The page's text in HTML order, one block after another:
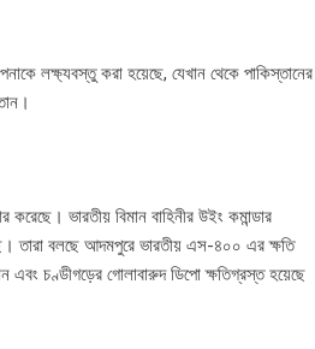
লক্ষ্যবস্তু করা হয়েছে, যেখান থেকে পাকিস্তানের
করেছে। ভারতীয় বিমান বাহিনীর উইং কমান্ডার
তারা বলছে আদমপুরে ভারতীয় এস-৪০০ এর ক্ষতি
এবং চণ্ডীগড়ের গোলাবারুদ ডিপো ক্ষতিগ্রস্ত হয়েছে